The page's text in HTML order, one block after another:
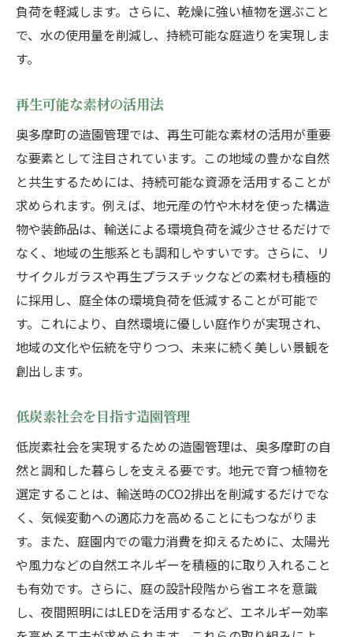
負荷を軽減します。さらに、乾燥に強い植物を選ぶこと
で、水の使用量を削減し、持続可能な庭造りを実現しま
す。
再生可能な素材の活用法
奥多摩町の造園管理では、再生可能な素材の活用が重要
な要素として注目されています。この地域の豊かな自然
と共生するためには、持続可能な資源を活用することが
求められます。例えば、地元産の竹や木材を使った構造
物や装飾品は、輸送による環境負荷を減少させるだけで
なく、地域の生態系とも調和しやすいです。さらに、リ
サイクルガラスや再生プラスチックなどの素材も積極的
に採用し、庭全体の環境負荷を低減することが可能で
す。これにより、自然環境に優しい庭作りが実現され、
地域の文化や伝統を守りつつ、未来に続く美しい景観を
創出します。
低炭素社会を目指す造園管理
低炭素社会を実現するための造園管理は、奥多摩町の自
然と調和した暮らしを支える要です。地元で育つ植物を
選定することは、輸送時のCO2排出を削減するだけでな
く、気候変動への適応力を高めることにもつながりま
す。また、庭園内での電力消費を抑えるために、太陽光
や風力などの自然エネルギーを積極的に取り入れること
も有効です。さらに、庭の設計段階から省エネを意識
し、夜間照明にはLEDを活用するなど、エネルギー効率